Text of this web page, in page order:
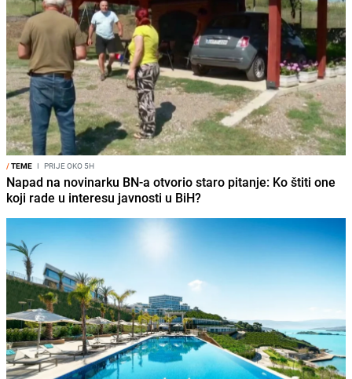
/TEME I PRIJE OKO 5H
Napad na novinarku BN-a otvorio staro pitanje: Ko štiti one
koji rade u interesu javnosti u BiH?